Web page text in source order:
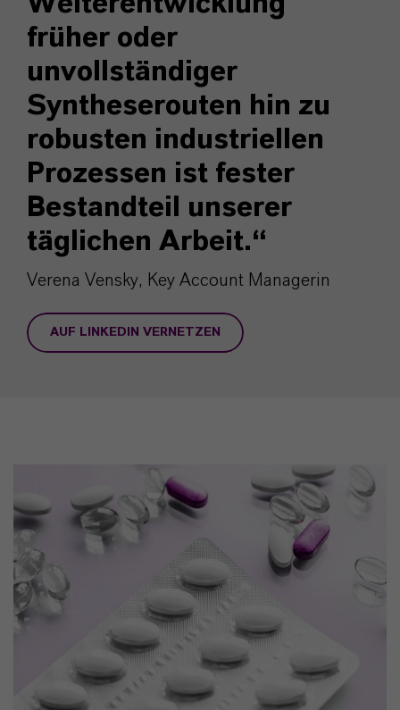
früher oder
unvollständiger
Syntheserouten hin zu
robusten industriellen
Prozessen ist fester
Bestandteil unserer
täglichen Arbeit.“
Verena Vensky, Key Account Managerin
AUF LINKEDIN VERNETZEN